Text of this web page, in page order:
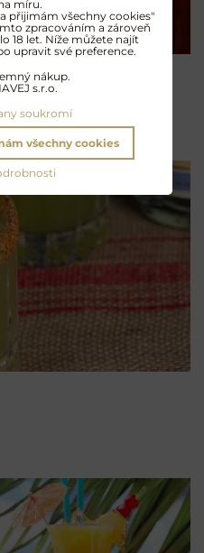
míru.
přijimám všechny cookies"
zpracováním a zároveň
18 let. Níže můžete najít
upravit své preference.
nákup.
s.r.o.
soukromí
všechny cookies